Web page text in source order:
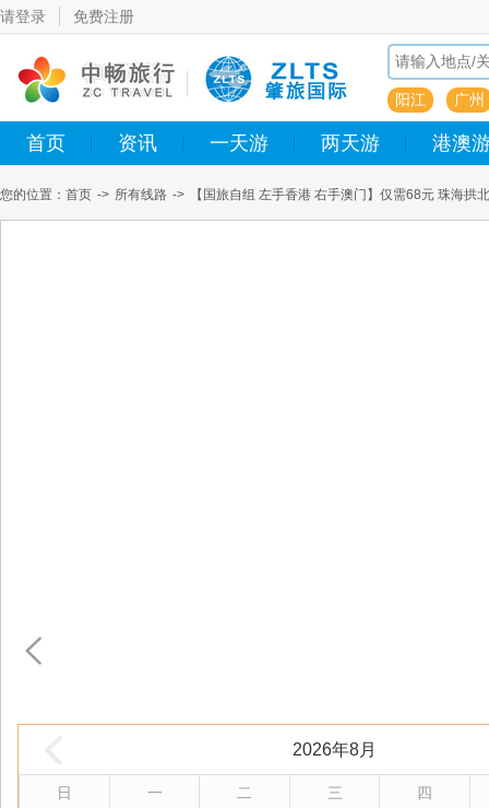
请登录 免费注册
阳江 广州
首页 资讯 一天游 两天游 港澳
您的位置： 首页 -> 所有线路 -> 【国旅自组 左手香港 右手澳门】仅需68元 珠海
2026年8月
日 一 二 三 四